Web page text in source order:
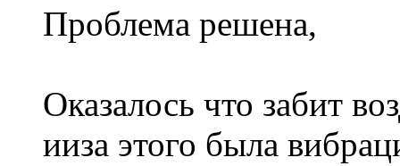
Проблема решена,
Оказалось что забит
ииза этого была